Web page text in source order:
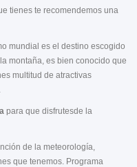
tienes te recomendemos una
mundial es el destino escogido
montaña, es bien conocido que
multitud de atractivas
para que disfrutesde la
de la meteorología,
que tenemos. Programa